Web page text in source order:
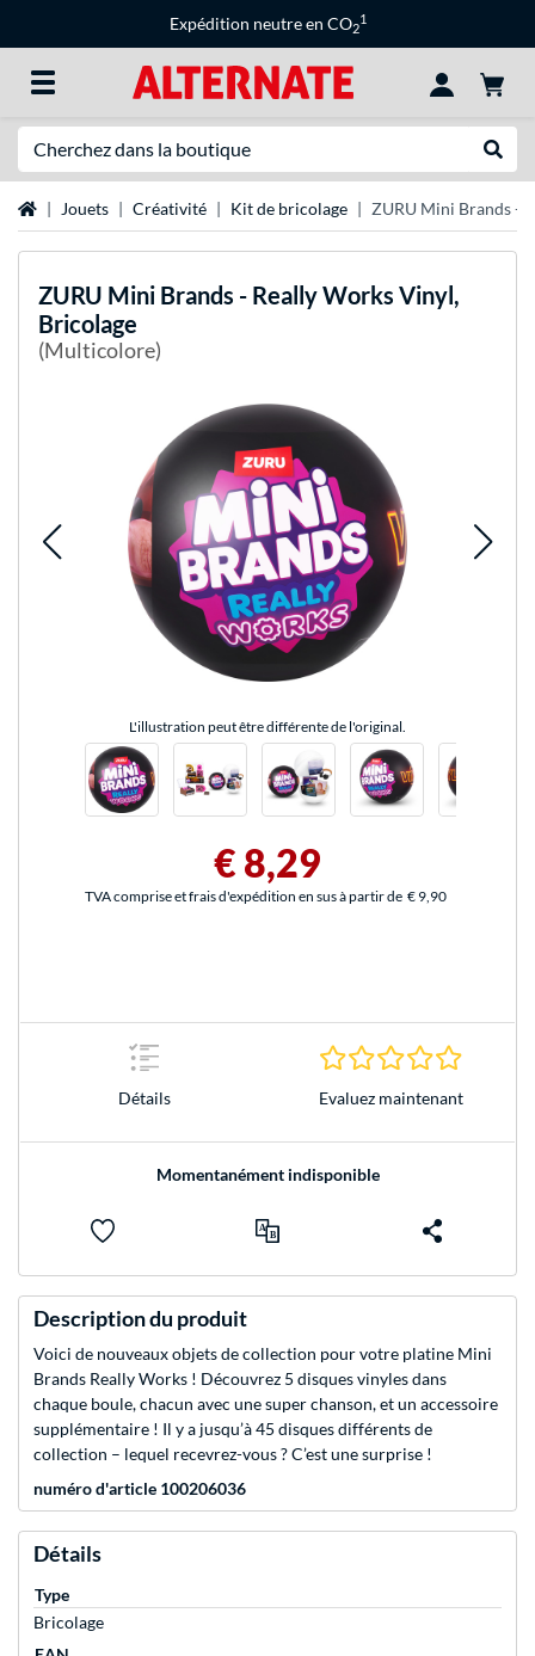
Expédition neutre en CO2
1
Page d'accueil
Jouets Créativité Kit de bricolage ZURU Mini Brands -
ZURU Mini Brands - Really Works Vinyl,
Bricolage
(Multicolore)
L'illustration peut être différente de l'original.
€ 8,29
TVA comprise et frais d'expédition en sus à partir de € 9,90
Détails Evaluez maintenant
Momentanément indisponible
Description du produit
Voici de nouveaux objets de collection pour votre platine Mini
Brands Really Works ! Découvrez 5 disques vinyles dans
chaque boule, chacun avec une super chanson, et un accessoire
supplémentaire ! Il y a jusqu’à 45 disques différents de
collection – lequel recevrez-vous ? C’est une surprise !
numéro d'article 100206036
Détails
Type
Bricolage